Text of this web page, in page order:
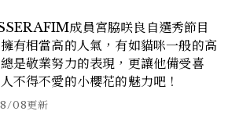
成員宮脇咲良自選秀節目
有相當高的人氣，有如貓咪一般的高
是敬業努力的表現，更讓他備受喜
不得不愛的小櫻花的魅力吧！
08更新